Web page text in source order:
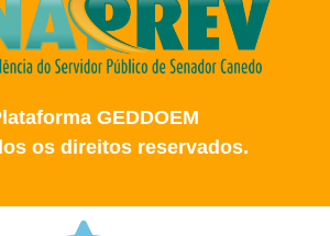
GEDDOEM
os direitos reservados.